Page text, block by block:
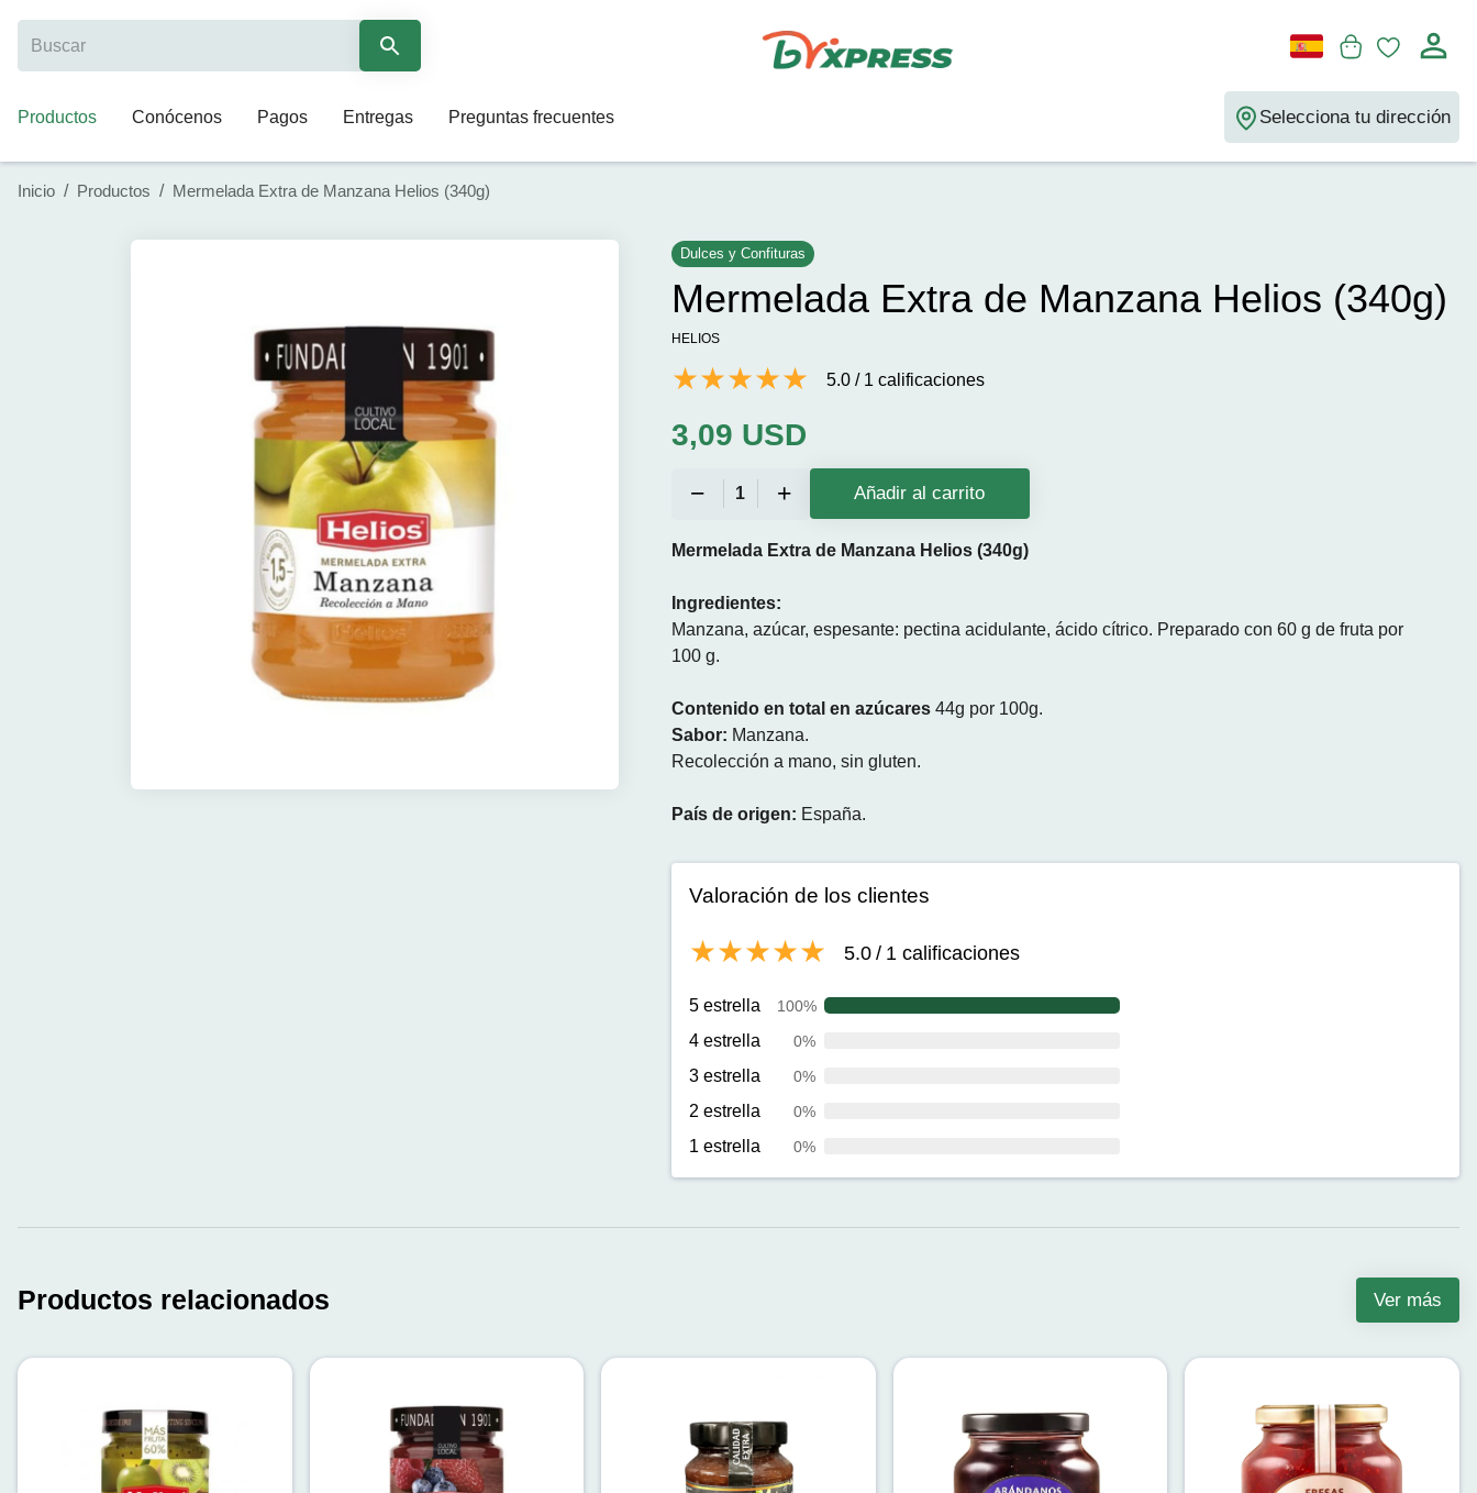
Productos Conócenos Pagos Entregas Preguntas frecuentes Selecciona tu dirección
Inicio / Productos / Mermelada Extra de Manzana Helios (340g)
Dulces y Confituras
Mermelada Extra de Manzana Helios (340g)
HELIOS
5.0 / 1 calificaciones
3,09 USD
Añadir al carrito
Mermelada Extra de Manzana Helios (340g)
Ingredientes:
Manzana, azúcar, espesante: pectina acidulante, ácido cítrico. Preparado con 60 g de fruta por
100 g.
Contenido en total en azúcares44g por 100g.
Sabor: Manzana.
Recolección a mano, sin gluten.
País de origen: España.
Valoración de los clientes
5.0 / 1 calificaciones
5 estrella 100%
4 estrella 0%
3 estrella 0%
2 estrella 0%
1 estrella 0%
Productos relacionados Ver más